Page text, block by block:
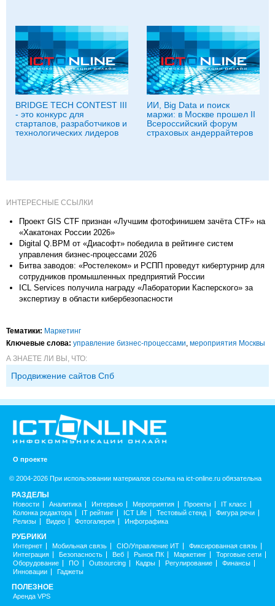
BRIDGE TECH CONTEST III
- это конкурс для
стартапов, разработчиков и
технологических лидеров
ИИ, Big Data и поиск
маржи: в Москве прошел II
Всероссийский форум
страховых андеррайтеров
ИНТЕРЕСНЫЕ ССЫЛКИ
Проект GIS CTF признан «Лучшим фотофинишем зачёта CTF» на
«Хакатонах России 2026»
Digital Q.BPM от «Диасофт» победила в рейтинге систем
управления бизнес-процессами 2026
Битва заводов: «Ростелеком» и РСПП проведут кибертурнир для
сотрудников промышленных предприятий России
ICL Services получила награду «Лаборатории Касперского» за
экспертизу в области кибербезопасности
Тематики: Маркетинг
Ключевые слова: управление бизнес-процессами мероприятия Москвы
А ЗНАЕТЕ ЛИ ВЫ, ЧТО:
Продвижение сайтов Спб
О проекте
© 2004-2026 При использовании материалов ссылка на ict-online.ru обязательна
РАЗДЕЛЫ
Новости Аналитика Интервью Мероприятия Проекты
IT класс
Колонка редактора
IT рейтинг ICT Life Тестовый стенд
Фигура речи
Релизы
Видео Фотогалерея Инфографика
РУБРИКИ
Интернет Мобильная связь CIO/Управление ИТ
Фиксированная связь
Интеграция
Безопасность Веб Рынок ПК Маркетинг
Торговые сети
Оборудование
ПО Outsourcing Кадры Регулирование
Финансы
Инновации
Гаджеты
ПОЛЕЗНОЕ
Аренда VPS